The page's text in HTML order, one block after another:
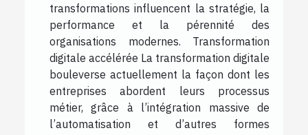
transformations influencent la stratégie, la
performance et la pérennité des
organisations modernes. Transformation
digitale accélérée La transformation digitale
bouleverse actuellement la façon dont les
entreprises abordent leurs processus
métier, grâce à l’intégration massive de
l’automatisation et d’autres formes